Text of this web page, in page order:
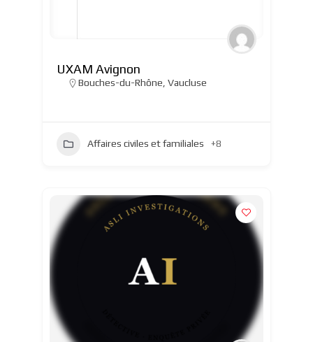
UXAM Avignon
Bouches-du-Rhône Vaucluse
Affaires civiles et familiales +8